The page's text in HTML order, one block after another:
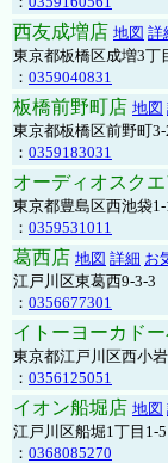
西友成増店 地図 詳
東京都板橋区成増3
： 0359040831
板橋前野町店 地図
東京都板橋区前野町
： 0359183031
オーディオスク
東京都豊島区西池袋
： 0359531011
葛西店 地図 詳細 お
江戸川区東葛西9-3-3
： 0356677301
イトーヨーカド
東京都江戸川区西小
： 0356125051
イオン船堀店 地図
江戸川区船堀1丁目1-
： 0368085270